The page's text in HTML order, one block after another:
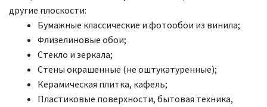
другие плоскости:
Бумажные классические и фотообои из винила;
Флизелиновые обои;
Стекло и зеркала;
Стены окрашенные (не оштукатуренные);
Керамическая плитка, кафель;
Пластиковые поверхности, бытовая техника,